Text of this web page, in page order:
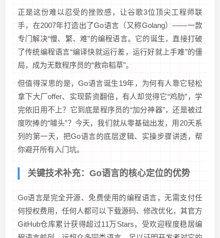
正是这份难以忍受的挫败感，让谷歌3位顶尖工程师联
手，在2007年打造出了Go语言（又称Golang）——一款
专门解决“慢、繁、难”的编程语言。它的诞生，直接打破
了传统编程语言“编译快就运行差，运行好就上手难”的僵
局，成为无数程序员的“救命稻草”。
但值得深思的是，Go语言诞生19年，为何有人靠它轻松
拿下大厂offer、实现薪资翻倍，有人却觉得它“鸡肋”，学
完依旧用不上？它到底是程序员的“加分神器”，还是被过
度吹捧的“噱头”？今天，我们就从零基础出发，用20天系
列的第一天，把Go语言的底层逻辑、实操步骤讲透，帮
你避开所有入门坑。
关键技术补充：Go语言的核心定位的优势
Go语言是完全开源、免费使用的编程语言，无需支付任
何授权费用，任何人都可以下载源码、修改优化，其官方
GitHub仓库累计获得超过11万Stars，受欢迎程度稳居编